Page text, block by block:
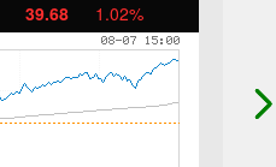
39.68 1.02%